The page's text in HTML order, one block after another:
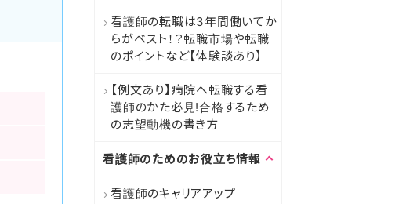
看護師の転職は3年間働いてか
らがベスト！？転職市場や転職
のポイントなど【体験談あり】
【例文あり】病院へ転職する看
護師のかた必見!合格するため
の志望動機の書き方
看護師のためのお役立ち情報
看護師のキャリアアップ